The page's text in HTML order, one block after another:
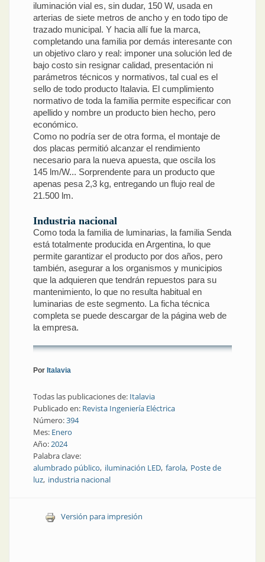
iluminación vial es, sin dudar, 150 W, usada en
arterias de siete metros de ancho y en todo tipo de
trazado municipal. Y hacia allí fue la marca,
completando una familia por demás interesante con
un objetivo claro y real: imponer una solución led de
bajo costo sin resignar calidad, presentación ni
parámetros técnicos y normativos, tal cual es el
sello de todo producto Italavia. El cumplimiento
normativo de toda la familia permite especificar con
apellido y nombre un producto bien hecho, pero
económico.
Como no podría ser de otra forma, el montaje de
dos placas permitió alcanzar el rendimiento
necesario para la nueva apuesta, que oscila los
145 lm/W... Sorprendente para un producto que
apenas pesa 2,3 kg, entregando un flujo real de
21.500 lm.
Industria nacional
Como toda la familia de luminarias, la familia Senda
está totalmente producida en Argentina, lo que
permite garantizar el producto por dos años, pero
también, asegurar a los organismos y municipios
que la adquieren que tendrán repuestos para su
mantenimiento, lo que no resulta habitual en
luminarias de este segmento. La ficha técnica
completa se puede descargar de la página web de
la empresa.
Por Italavia
Todas las publicaciones de: Italavia
Publicado en: Revista Ingeniería Eléctrica
Número:394
Mes: Enero
Año:2024
Palabra clave:
alumbrado público iluminación LED farola Poste de
luz industria nacional
Versión para impresión